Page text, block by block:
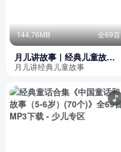
144.76MB 全69首
月儿讲故事｜经典儿童故事
集锦
月儿讲经典儿童故事